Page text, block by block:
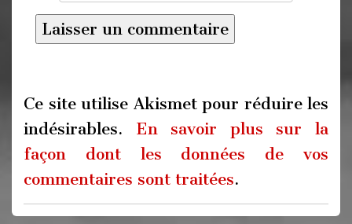
Ce site utilise Akismet pour réduire les
indésirables. En savoir plus sur la
façon dont les données de vos
commentaires sont traitées.